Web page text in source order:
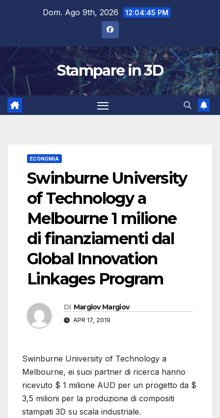
Dom. Ago 9th, 2026 12:04:45 PM
Stampare in 3D
ECONOMIA
Swinburne University
of Technology a
Melbourne 1 milione
di finanziamenti dal
Global Innovation
Linkages Program
Di Margiov Margiov
APR 17, 2019
Swinburne University of Technology a
Melbourne, ei suoi partner di ricerca hanno
ricevuto $ 1 milione AUD per un progetto da $
3,5 milioni per la produzione di compositi
stampati 3D su scala industriale.